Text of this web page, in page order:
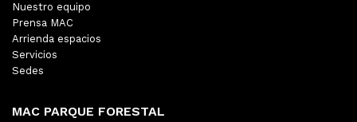
Nuestro equipo
Prensa MAC
Arrienda espacios
Servicios
Sedes
MAC PARQUE FORESTAL